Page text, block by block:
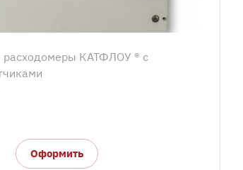
расходомеры КАТФЛОУ ® с
Оформить